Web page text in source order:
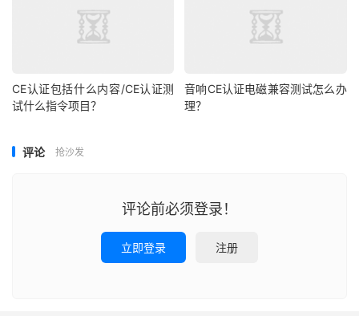
CE认证包括什么内容/CE认证测
试什么指令项目？
音响CE认证电磁兼容测试怎么办
理？
评论 抢沙发
评论前必须登录！
立即登录 注册